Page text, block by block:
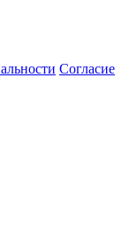
Согласие